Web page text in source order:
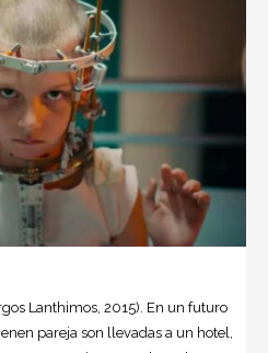
Lanthimos, 2015). En un futuro
pareja son llevadas a un hotel,